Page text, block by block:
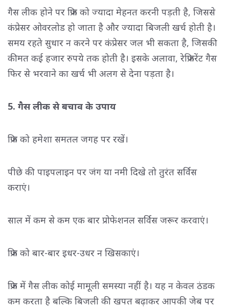
गैस लीक होने पर फ्रिज को ज्यादा मेहनत करनी पड़ती है, जिससे
कंप्रेसर ओवरलोड हो जाता है और ज्यादा बिजली खर्च होती है।
समय रहते सुधार न करने पर कंप्रेसर जल भी सकता है, जिसकी
कीमत कई हजार रुपये तक होती है। इसके अलावा, रेफ्रिजरेंट गैस
फिर से भरवाने का खर्च भी अलग से देना पड़ता है।
5. गैस लीक से बचाव के उपाय
फ्रिज को हमेशा समतल जगह पर रखें।
पीछे की पाइपलाइन पर जंग या नमी दिखे तो तुरंत सर्विस
कराएं।
साल में कम से कम एक बार प्रोफेशनल सर्विस जरूर करवाएं।
फ्रिज को बार-बार इधर-उधर न खिसकाएं।
फ्रिज में गैस लीक कोई मामूली समस्या नहीं है। यह न केवल ठंडक
कम करता है बल्कि बिजली की खपत बढ़ाकर आपकी जेब पर